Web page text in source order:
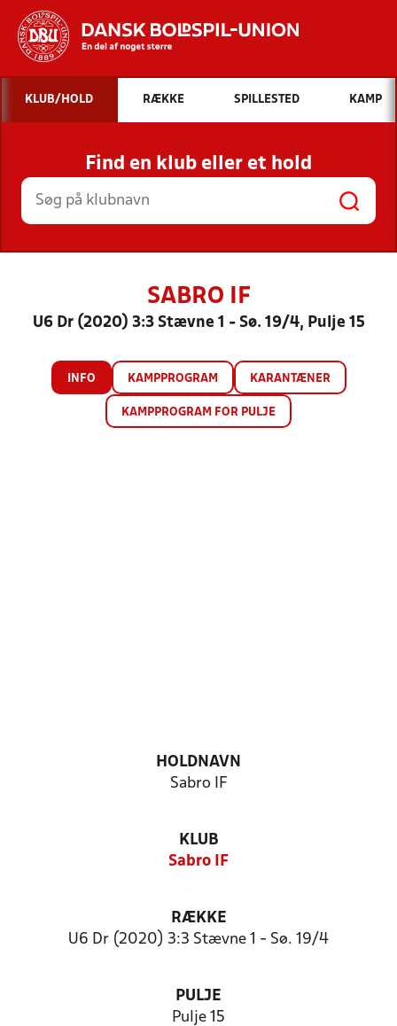
Hvad vil du søge efter?
INDHOLD OG NYHEDER
STILLINGER, RESULTATER, KLUBBER OG
HOLD
KLUB/HOLD RÆKKE SPILLESTED KAMP
Find en klub eller et hold
SABRO IF
U6 Dr (2020) 3:3 Stævne 1 - Sø. 19/4, Pulje 15
INFO KAMPPROGRAM KARANTÆNER
KAMPPROGRAM FOR PULJE
HOLDNAVN
Sabro IF
KLUB
Sabro IF
RÆKKE
U6 Dr (2020) 3:3 Stævne 1 - Sø. 19/4
PULJE
Pulje 15